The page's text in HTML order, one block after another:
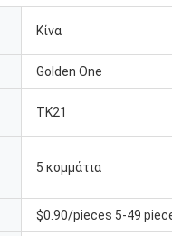
Κίνα
Golden One
TK21
5 κομμάτια
$0.90/pieces 5-49